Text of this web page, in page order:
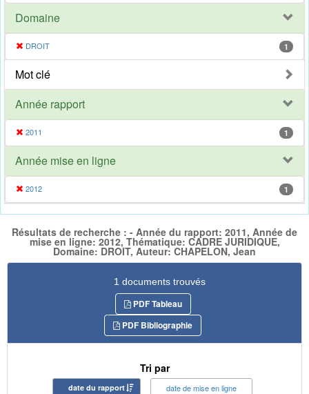
Domaine
DROIT 1
Mot clé
Année rapport
2011 1
Année mise en ligne
2012 1
Résultats de recherche : - Année du rapport: 2011, Année de
mise en ligne: 2012, Thématique: CADRE JURIDIQUE,
Domaine: DROIT, Auteur: CHAPELON, Jean
1 documents trouvés
PDF Tableau
PDF Bibliographie
Tri par
date du rapport date de mise en ligne